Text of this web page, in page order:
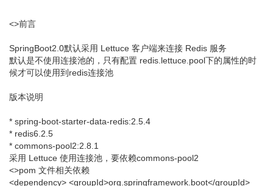
<>前言
SpringBoot2.0默认采用 Lettuce 客户端来连接 Redis 服务
默认是不使用连接池的，只有配置 redis.lettuce.pool下的属性的时
候才可以使用到redis连接池
版本说明
* spring-boot-starter-data-redis:2.5.4
* redis6.2.5
* commons-pool2:2.8.1
采用 Lettuce 使用连接池，要依赖commons-pool2
<>pom 文件相关依赖
<dependency> <groupId>org.springframework.boot</groupId>